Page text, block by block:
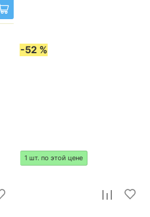
-52 %
1 шт. по этой цене